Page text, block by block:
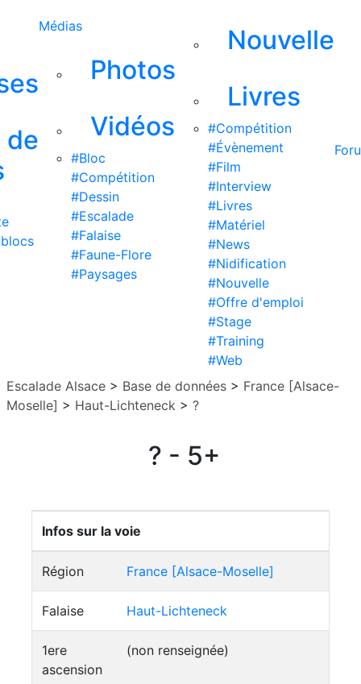
de
Médias
Photos
Vidéos
#Bloc
#Compétition
#Dessin
#Escalade
#Falaise
#Faune-Flore
#Paysages
Nouvelle
Livres
#Compétition
#Évènement
#Film
#Interview
#Livres
#Matériel
#News
#Nidification
#Nouvelle
#Offre d'emploi
#Stage
#Training
#Web
Escalade Alsace > Base de données > France [Alsace-
Moselle] > Haut-Lichteneck > ?
? - 5+
Infos sur la voie
Région France [Alsace-Moselle]
Falaise Haut-Lichteneck
1ere
ascension
(non renseignée)